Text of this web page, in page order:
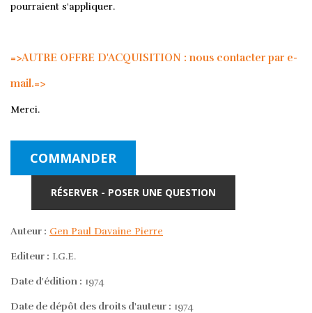
pourraient s'appliquer.
=>AUTRE OFFRE D'ACQUISITION : nous contacter par e-
mail.=>
Merci.
COMMANDER
RÉSERVER - POSER UNE QUESTION
Auteur : Gen Paul Davaine Pierre
Editeur : I.G.E.
Date d'édition : 1974
Date de dépôt des droits d'auteur : 1974